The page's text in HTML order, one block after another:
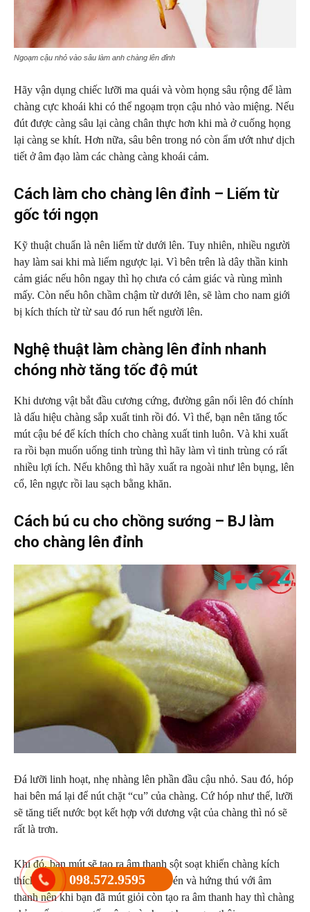
Ngoạm cậu nhỏ vào sâu làm anh chàng lên đỉnh
Hãy vận dụng chiếc lưỡi ma quái và vòm họng sâu rộng để làm
chàng cực khoái khi có thể ngoạm trọn cậu nhỏ vào miệng. Nếu
đút được càng sâu lại càng chân thực hơn khi mà ở cuống họng
lại càng se khít. Hơn nữa, sâu bên trong nó còn ẩm ướt như dịch
tiết ở âm đạo làm các chàng càng khoái cảm.
Cách làm cho chàng lên đỉnh – Liếm từ
gốc tới ngọn
Kỹ thuật chuẩn là nên liếm từ dưới lên. Tuy nhiên, nhiều người
hay làm sai khi mà liếm ngược lại. Vì bên trên là dây thần kinh
cảm giác nếu hôn ngay thì họ chưa có cảm giác và rùng mình
mấy. Còn nếu hôn chầm chậm từ dưới lên, sẽ làm cho nam giới
bị kích thích từ từ sau đó run hết người lên.
Nghệ thuật làm chàng lên đỉnh nhanh
chóng nhờ tăng tốc độ mút
Khi dương vật bắt đầu cương cứng, đường gân nổi lên đó chính
là dấu hiệu chàng sắp xuất tinh rồi đó. Vì thế, bạn nên tăng tốc
mút cậu bé để kích thích cho chàng xuất tinh luôn. Và khi xuất
ra rồi bạn muốn uống tinh trùng thì hãy làm vì tinh trùng có rất
nhiều lợi ích. Nếu không thì hãy xuất ra ngoài như lên bụng, lên
cổ, lên ngực rồi lau sạch bằng khăn.
Cách bú cu cho chồng sướng – BJ làm
cho chàng lên đỉnh
Đá lưỡi linh hoạt, nhẹ nhàng lên phần đầu cậu nhỏ. Sau đó, hóp
hai bên má lại để nút chặt “cu” của chàng. Cứ hóp như thế, lưỡi
sẽ tăng tiết nước bọt kết hợp với dương vật của chàng thì nó sẽ
rất là trơn.
Khi đó, bạn mút sẽ tạo ra âm thanh sột soạt khiến chàng kích
thích dữ dội. Nam giới họ rất nhạy bén và hứng thú với âm
thanh nên khi bạn đã mút giỏi còn tạo ra âm thanh hay thì chàng
098.572.9595